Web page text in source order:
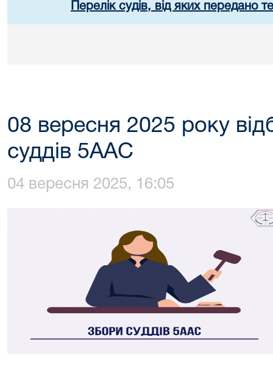
Перелік судів, від яких передано
08 вересня 2025 року
суддів 5ААС
04 вересня 2025, 16:05